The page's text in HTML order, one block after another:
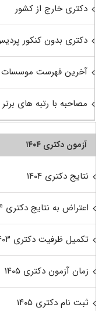
دکتری خارج از کشور
دکتری بدون کنکور
آخرین فهرست موسسات
مصاحبه با رتبه های
آزمون دکتری ۱۴۰۴
نتایج دکتری ۱۴۰۴
اعتراض به نتایج دکتری ۱۴۰۴
تکمیل ظرفیت دکتری ۱۴۰۳
زمان آزمون دکتری ۱۴۰۵
ثبت نام دکتری ۱۴۰۵